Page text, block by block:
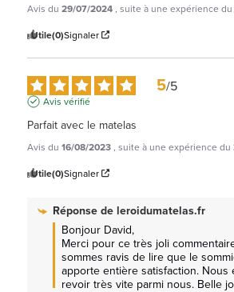
Avis du 29/07/2024, suite à une expérience du
Utile(0)Signaler
5/5
Avis vérifié
Parfait avec le matelas
Avis du 16/08/2023, suite à une expérience du
Utile(0)Signaler
Réponse deleroidumatelas.fr
Bonjour David,
Merci pour ce très joli
sommes ravis de lire que le
apporte entière satisfaction. Nous
revoir très vite parmi nous. Belle